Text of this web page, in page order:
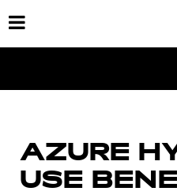
AZURE
USE